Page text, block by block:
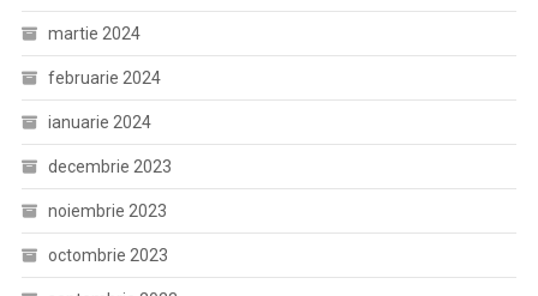
martie 2024
februarie 2024
ianuarie 2024
decembrie 2023
noiembrie 2023
octombrie 2023